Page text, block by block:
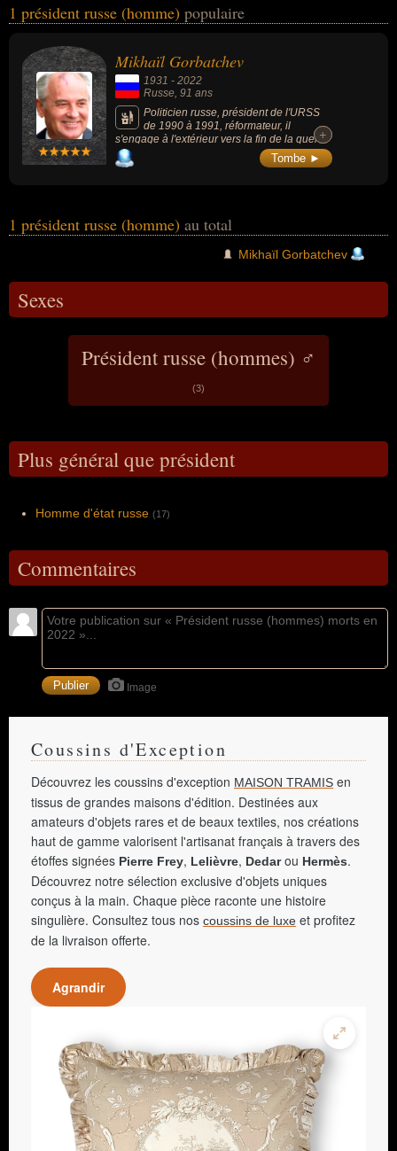
masculin) peuvent avoir des liens variés dans les domaines de
été communiste, homme d'état ou homme politique.
1 président russe (homme) populaire
Mikhaïl Gorbatchev
1931 - 2022
Russe, 91 ans
Politicien russe, président de l'URSS
de 1990 à 1991, réformateur, il
s'engage à l'extérieur vers la fin de la guerre
froide et lance à l'intérieur la libéralisation
économique, culturelle et politique connue
par l'effondrement des régimes communistes
en Europe de l'Est. Il reçoit le prix Nobel de
+
+
Tombe ►
1 président russe (homme) au total
Mikhaïl Gorbatchev
Sexes
Président russe (hommes) ♂
(3)
Plus général que président
Homme d'état russe (17)
Commentaires
Image
Coussins d'Exception
Découvrez les coussins d'exception MAISON TRAMIS en
tissus de grandes maisons d'édition. Destinées aux
amateurs d'objets rares et de beaux textiles, nos créations
haut de gamme valorisent l'artisanat français à travers des
étoffes signées Pierre Frey, Lelièvre, Dedarou Hermès.
Découvrez notre sélection exclusive d'objets uniques
conçus à la main. Chaque pièce raconte une histoire
singulière. Consultez tous nos coussins de luxe et profitez
de la livraison offerte.
Agrandir